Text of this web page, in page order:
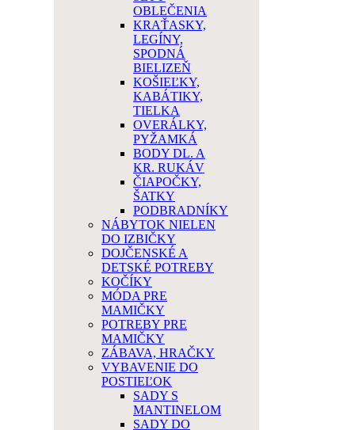
OBLEČENIA
KRAŤASKY,
LEGÍNY,
SPODNÁ
BIELIZEŇ
KOŠIEĽKY,
KABÁTIKY,
TIELKA
OVERÁLKY,
PYŽAMKÁ
BODY DL. A
KR. RUKÁV
ČIAPOČKY,
ŠATKY
PODBRADNÍKY
NÁBYTOK NIELEN
DO IZBIČKY
DOJČENSKÉ A
DETSKÉ POTREBY
KOČÍKY
MÓDA PRE
MAMIČKY
POTREBY PRE
MAMIČKY
ZÁBAVA, HRAČKY
VYBAVENIE DO
POSTIEĽOK
SADY S
MANTINELOM
SADY DO